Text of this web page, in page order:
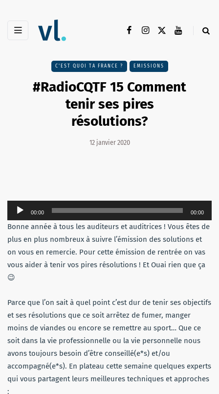
C'EST QUOI TA FRANCE ? EMISSIONS
#RadioCQTF 15 Comment
tenir ses pires
résolutions?
12 janvier 2020
Lecteur
audio
00:00 00:00
Bonne année à tous les auditeurs et auditrices ! Vous êtes de
plus en plus nombreux à suivre l’émission des solutions et
on vous en remercie. Pour cette émission de rentrée on vas
vous aider à tenir vos pires résolutions ! Et Ouai rien que ça
😉
Parce que l’on sait à quel point c’est dur de tenir ses objectifs
et ses résolutions que ce soit arrêtez de fumer, manger
moins de viandes ou encore se remettre au sport… Que ce
soit dans la vie professionnelle ou la vie personnelle nous
avons toujours besoin d’être conseillé(e*s) et/ou
accompagné(e*s). En plateau cette semaine quelques experts
qui vous partagent leurs meilleures techniques et approches
: